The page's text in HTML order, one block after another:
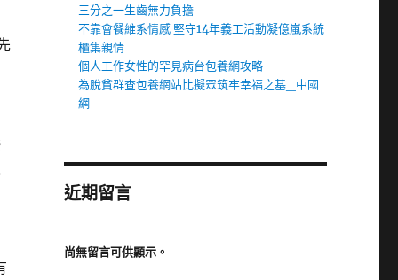
三分之一生齒無力負擔
不靠會餐維系情感 堅守14年義工活動凝億嵐系統
櫃集親情
個人工作女性的罕見病台包養網攻略
為脫貧群查包養網站比擬眾筑牢幸福之基_中國
網
近期留言
尚無留言可供顯示。